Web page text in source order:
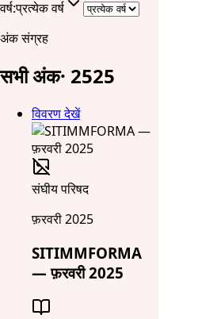
वर्ष:प्रत्येक वर्ष
अंक संग्रह
सभी अंक· 2525
विवरण देखें
संघीय परिषद
फ़रवरी 2025
SITIMMFORMA
— फ़रवरी 2025